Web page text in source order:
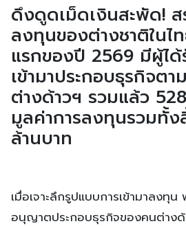
ดึงดูดเม็ดเงินสะพัด!
ลงทุนของต่างชาติในไ
แรกของปี 2569 มีผู้ไ
เข้ามาประกอบธุรกิจต
ต่างด้าวฯ รวมแล้ว
มูลค่าการลงทุนรวมทั้ง
ล้านบาท
เมื่อเจาะลึกรูปแบบการเข้ามาลงทุน
อนุญาตประกอบธุรกิจของคนต่างด้